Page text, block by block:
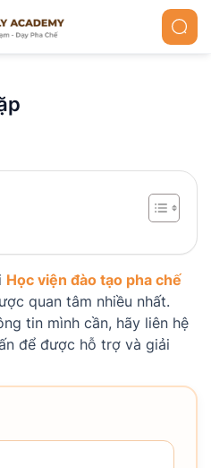
Học viện đào tạo pha chế
quan tâm nhiều nhất.
tin mình cần, hãy liên hệ
để được hỗ trợ và giải